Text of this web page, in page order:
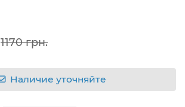
1170 грн.
Наличие уточняйте